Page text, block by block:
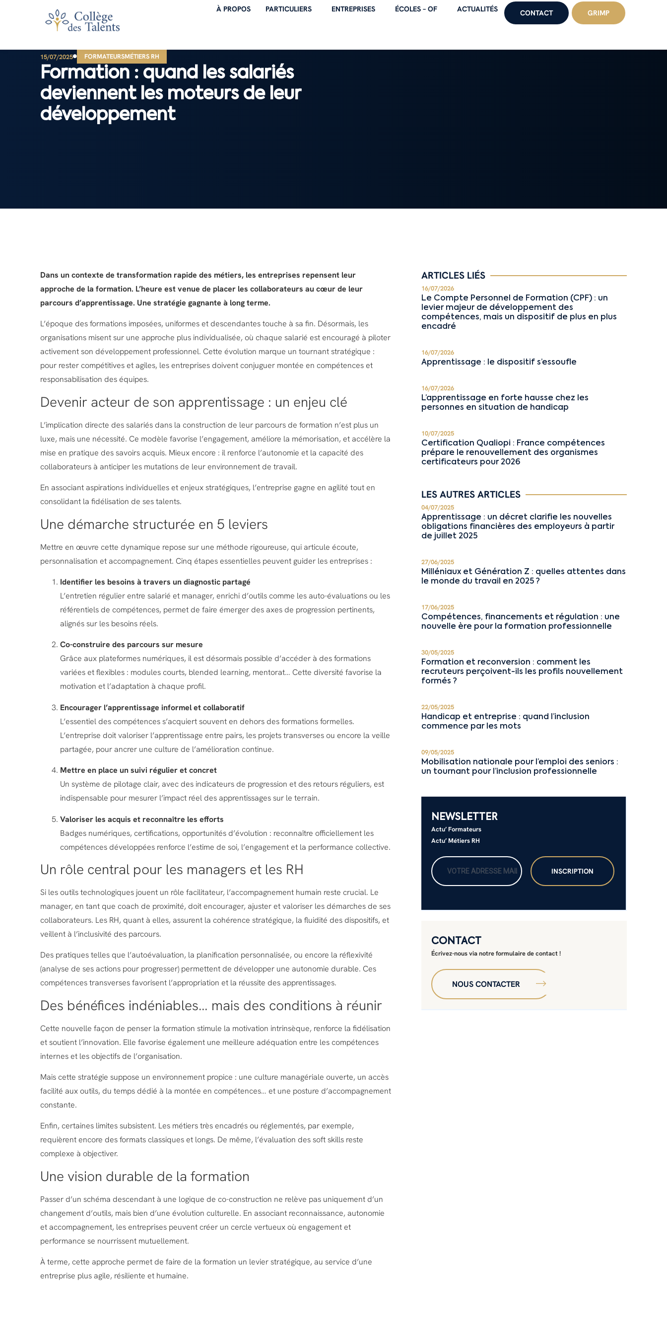
À PROPOS PARTICULIERS ENTREPRISES ÉCOLES – OF ACTUALITÉS CONTACT GRIMP
15/07/2025 FORMATEURSMÉTIERS RH
Formation : quand les salariés
deviennent les moteurs de leur
développement
Dans un contexte de transformation rapide des métiers, les entreprises repensent leur
approche de la formation. L’heure est venue de placer les collaborateurs au cœur de leur
parcours d’apprentissage. Une stratégie gagnante à long terme.
L’époque des formations imposées, uniformes et descendantes touche à sa fin. Désormais, les
organisations misent sur une approche plus individualisée, où chaque salarié est encouragé à piloter
activement son développement professionnel. Cette évolution marque un tournant stratégique :
pour rester compétitives et agiles, les entreprises doivent conjuguer montée en compétences et
responsabilisation des équipes.
Devenir acteur de son apprentissage : un enjeu clé
L’implication directe des salariés dans la construction de leur parcours de formation n’est plus un
luxe, mais une nécessité. Ce modèle favorise l’engagement, améliore la mémorisation, et accélère la
mise en pratique des savoirs acquis. Mieux encore : il renforce l’autonomie et la capacité des
collaborateurs à anticiper les mutations de leur environnement de travail.
En associant aspirations individuelles et enjeux stratégiques, l’entreprise gagne en agilité tout en
consolidant la fidélisation de ses talents.
Une démarche structurée en 5 leviers
Mettre en œuvre cette dynamique repose sur une méthode rigoureuse, qui articule écoute,
personnalisation et accompagnement. Cinq étapes essentielles peuvent guider les entreprises :
Identifier les besoins à travers un diagnostic partagé
L’entretien régulier entre salarié et manager, enrichi d’outils comme les auto-évaluations ou les
référentiels de compétences, permet de faire émerger des axes de progression pertinents,
alignés sur les besoins réels.
Co-construire des parcours sur mesure
Grâce aux plateformes numériques, il est désormais possible d’accéder à des formations
variées et flexibles : modules courts, blended learning, mentorat… Cette diversité favorise la
motivation et l’adaptation à chaque profil.
Encourager l’apprentissage informel et collaboratif
L’essentiel des compétences s’acquiert souvent en dehors des formations formelles.
L’entreprise doit valoriser l’apprentissage entre pairs, les projets transverses ou encore la veille
partagée, pour ancrer une culture de l’amélioration continue.
Mettre en place un suivi régulier et concret
Un système de pilotage clair, avec des indicateurs de progression et des retours réguliers, est
indispensable pour mesurer l’impact réel des apprentissages sur le terrain.
Valoriser les acquis et reconnaître les efforts
Badges numériques, certifications, opportunités d’évolution : reconnaître officiellement les
compétences développées renforce l’estime de soi, l’engagement et la performance collective.
Un rôle central pour les managers et les RH
Si les outils technologiques jouent un rôle facilitateur, l’accompagnement humain reste crucial. Le
manager, en tant que coach de proximité, doit encourager, ajuster et valoriser les démarches de ses
collaborateurs. Les RH, quant à elles, assurent la cohérence stratégique, la fluidité des dispositifs, et
veillent à l’inclusivité des parcours.
Des pratiques telles que l’autoévaluation, la planification personnalisée, ou encore la réflexivité
(analyse de ses actions pour progresser) permettent de développer une autonomie durable. Ces
compétences transverses favorisent l’appropriation et la réussite des apprentissages.
Des bénéfices indéniables… mais des conditions à réunir
Cette nouvelle façon de penser la formation stimule la motivation intrinsèque, renforce la fidélisation
et soutient l’innovation. Elle favorise également une meilleure adéquation entre les compétences
internes et les objectifs de l’organisation.
Mais cette stratégie suppose un environnement propice : une culture managériale ouverte, un accès
facilité aux outils, du temps dédié à la montée en compétences… et une posture d’accompagnement
constante.
Enfin, certaines limites subsistent. Les métiers très encadrés ou réglementés, par exemple,
requièrent encore des formats classiques et longs. De même, l’évaluation des soft skills reste
complexe à objectiver.
Une vision durable de la formation
Passer d’un schéma descendant à une logique de co-construction ne relève pas uniquement d’un
changement d’outils, mais bien d’une évolution culturelle. En associant reconnaissance, autonomie
et accompagnement, les entreprises peuvent créer un cercle vertueux où engagement et
performance se nourrissent mutuellement.
À terme, cette approche permet de faire de la formation un levier stratégique, au service d’une
entreprise plus agile, résiliente et humaine.
ARTICLES LIÉS
16/07/2026
Le Compte Personnel de Formation (CPF) : un
levier majeur de développement des
compétences, mais un dispositif de plus en plus
encadré
16/07/2026
Apprentissage : le dispositif s’essoufle
16/07/2026
L’apprentissage en forte hausse chez les
personnes en situation de handicap
10/07/2025
Certification Qualiopi : France compétences
prépare le renouvellement des organismes
certificateurs pour 2026
LES AUTRES ARTICLES
04/07/2025
Apprentissage : un décret clarifie les nouvelles
obligations financières des employeurs à partir
de juillet 2025
27/06/2025
Milléniaux et Génération Z : quelles attentes dans
le monde du travail en 2025 ?
17/06/2025
Compétences, financements et régulation : une
nouvelle ère pour la formation professionnelle
30/05/2025
Formation et reconversion : comment les
recruteurs perçoivent-ils les profils nouvellement
formés ?
22/05/2025
Handicap et entreprise : quand l’inclusion
commence par les mots
09/05/2025
Mobilisation nationale pour l’emploi des seniors :
un tournant pour l’inclusion professionnelle
NEWSLETTER
Actu’ Formateurs
Actu’ Métiers RH
CONTACT
Écrivez-nous via notre formulaire de contact !
NOUS CONTACTER